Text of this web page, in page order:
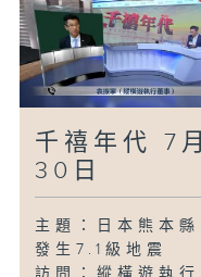
千禧年代 7月
30日
主題：日本熊本縣
發生7.1級地震